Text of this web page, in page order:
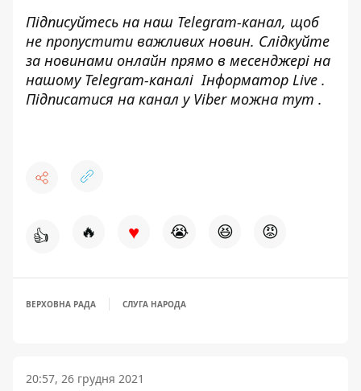
Підписуйтесь на наш Telegram-канал, щоб
не пропустити важливих новин. Слідкуйте
за новинами онлайн прямо в месенджері на
нашому Telegram-каналіІнформатор Live .
Підписатися на канал у Viber можна тут .
👍 🔥 ♥ 😭 😆 😡
ВЕРХОВНА РАДА СЛУГА НАРОДА
20:57, 26 грудня 2021